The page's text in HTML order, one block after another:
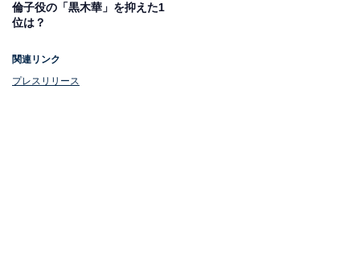
倫子役の「黒木華」を抑えた1
位は？
関連リンク
プレスリリース